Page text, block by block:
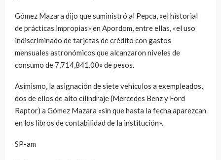
Gómez Mazara dijo que suministró al Pepca, «el historial
de prácticas impropias» en Apordom, entre ellas, «el uso
indiscriminado de tarjetas de crédito con gastos
mensuales astronómicos que alcanzaron niveles de
consumo de 7,714,841.00» de pesos.
Asimismo, la asignación de siete vehículos a exempleados,
dos de ellos de alto cilindraje (Mercedes Benz y Ford
Raptor) a Gómez Mazara «sin que hasta la fecha aparezcan
en los libros de contabilidad de la institución».
SP-am